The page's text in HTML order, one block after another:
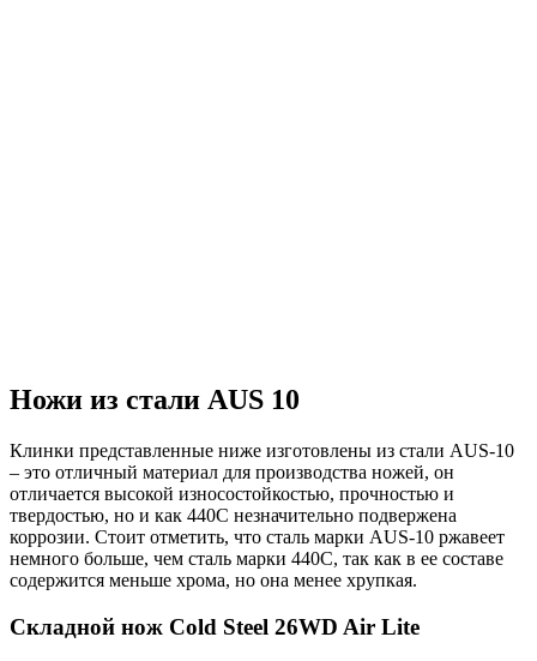
Ножи из стали AUS 10
Клинки представленные ниже изготовлены из стали AUS-10
– это отличный материал для производства ножей, он
отличается высокой износостойкостью, прочностью и
твердостью, но и как 440С незначительно подвержена
коррозии. Стоит отметить, что сталь марки AUS-10 ржавеет
немного больше, чем сталь марки 440С, так как в ее составе
содержится меньше хрома, но она менее хрупкая.
Складной нож Cold Steel 26WD Air Lite